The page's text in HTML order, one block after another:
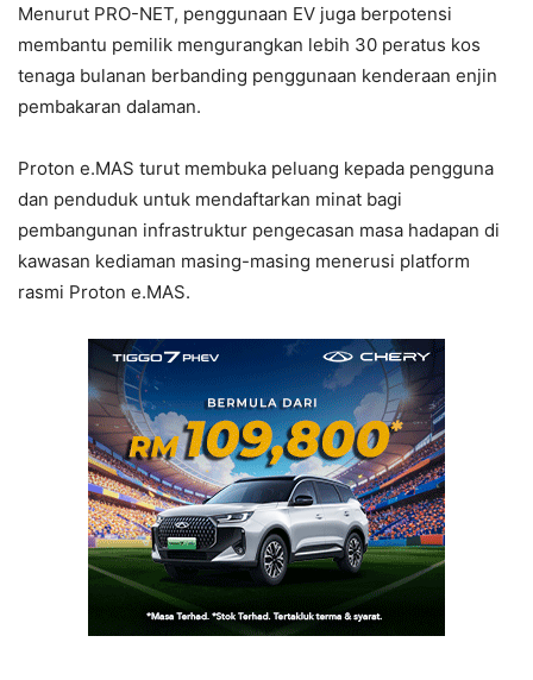
Menurut PRO-NET, penggunaan EV juga berpotensi
membantu pemilik mengurangkan lebih 30 peratus kos
tenaga bulanan berbanding penggunaan kenderaan enjin
pembakaran dalaman.
Proton e.MAS turut membuka peluang kepada pengguna
dan penduduk untuk mendaftarkan minat bagi
pembangunan infrastruktur pengecasan masa hadapan di
kawasan kediaman masing-masing menerusi platform
rasmi Proton e.MAS.